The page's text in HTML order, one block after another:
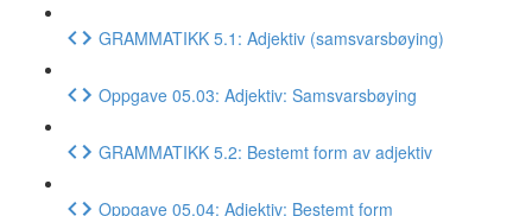
GRAMMATIKK 5.1: Adjektiv (samsvarsbøying)
Oppgave 05.03: Adjektiv: Samsvarsbøying
GRAMMATIKK 5.2: Bestemt form av adjektiv
Oppgave 05.04: Adjektiv: Bestemt form